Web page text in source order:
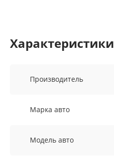
Характеристики
Производитель
Марка авто
Модель авто